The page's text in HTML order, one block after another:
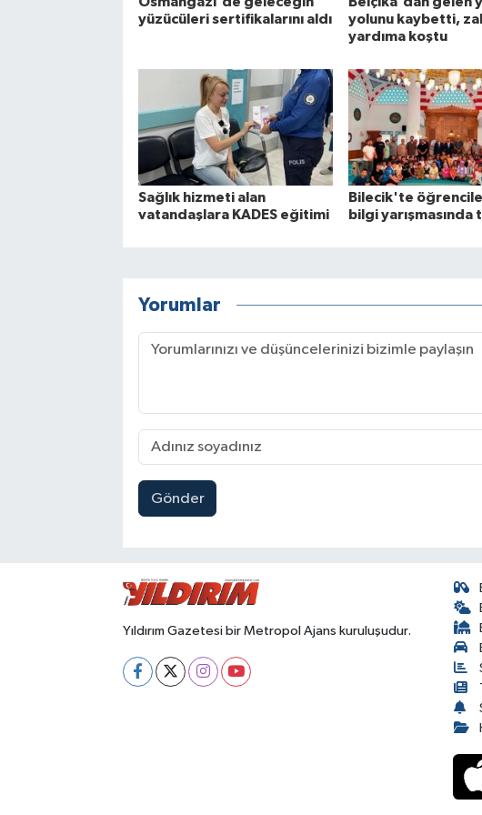
yüzücüleri sertifikalarını aldı
yolunu kaybetti,
yardıma koştu
Sağlık hizmeti alan
vatandaşlara KADES eğitimi
Bilecik'te
bilgi
Yorumlar
Gönder
Yıldırım Gazetesi bir Metropol Ajans kuruluşudur.